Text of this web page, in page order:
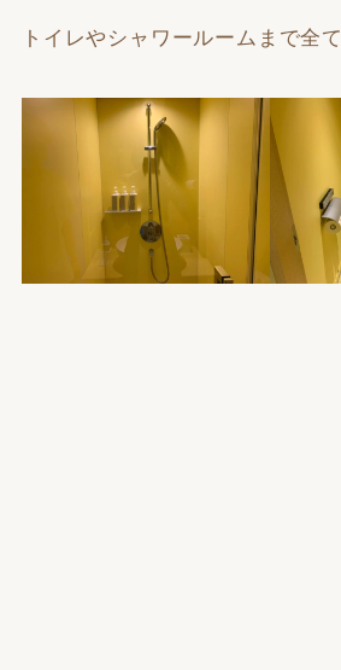
トイレやシャワールームまで全て